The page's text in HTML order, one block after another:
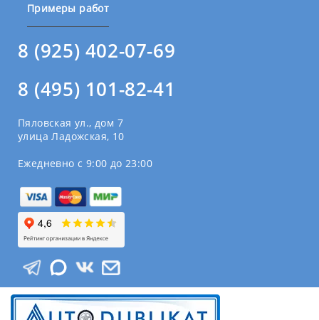
Примеры работ
8 (925) 402-07-69
8 (495) 101-82-41
Пяловская ул., дом 7
улица Ладожская, 10
Ежедневно с 9:00 до 23:00